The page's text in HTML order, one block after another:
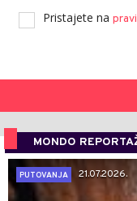
Pristajete na
MONDO
PUTOVANJA
21.07.2026.